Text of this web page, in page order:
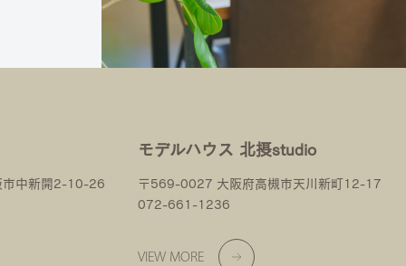
中新開2-10-26
モデルハウス 北摂studio
〒569-0027 大阪府高槻市天川新町12-17
072-661-1236
VIEW MORE